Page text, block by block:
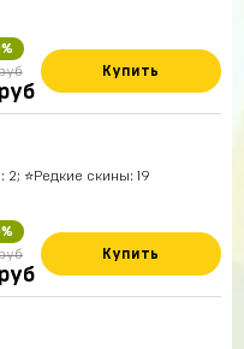
руб
Купить
2; ⭐️Редкие скины: 19
руб
Купить